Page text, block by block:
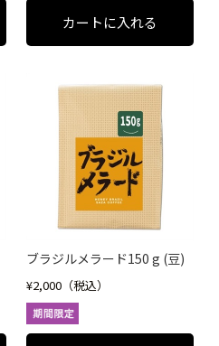
ブラジルメラード150 g (豆)
¥2,000（税込）